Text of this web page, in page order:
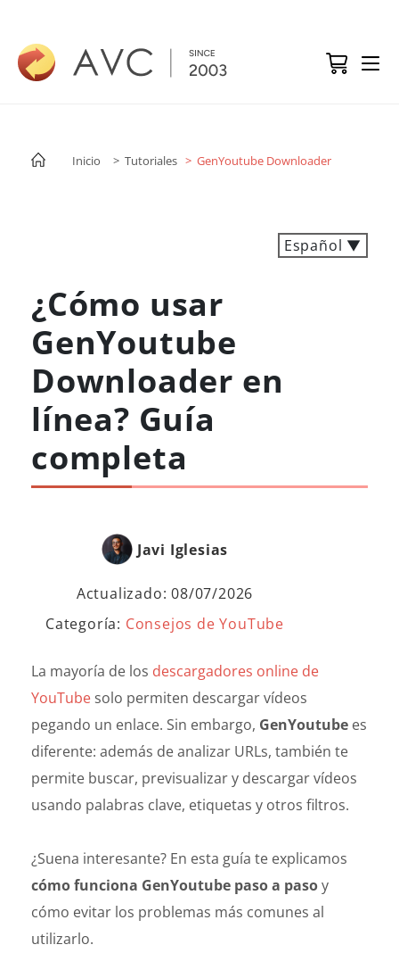
Inicio > Tutoriales > GenYoutube Downloader
Español ▼
¿Cómo usar
GenYoutube
Downloader en
línea? Guía
completa
Javi Iglesias
Actualizado: 08/07/2026
Categoría: Consejos de YouTube
La mayoría de los descargadores online de
YouTube solo permiten descargar vídeos
pegando un enlace. Sin embargo, GenYoutube es
diferente: además de analizar URLs, también te
permite buscar, previsualizar y descargar vídeos
usando palabras clave, etiquetas y otros filtros.
¿Suena interesante? En esta guía te explicamos
cómo funciona GenYoutube paso a pasoy
cómo evitar los problemas más comunes al
utilizarlo.